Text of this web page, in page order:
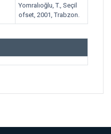
Yomralıoğlu, T., Seçil
ofset, 2001, Trabzon.